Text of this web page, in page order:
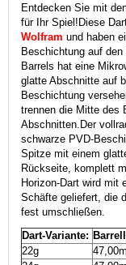
Entdecken Sie mit
für Ihr Spiel!Diese
Wolfram und haben
Beschichtung auf den
Barrels hat eine
glatte Abschnitte auf
Beschichtung
trennen die Mitte des
Abschnitten. Der
schwarze PVD-
Spitze mit einem
Rückseite, komplett
Horizon-Dart wird mit
Schäfte geliefert, die
fest umschließen.
Dart-Variante:
22g